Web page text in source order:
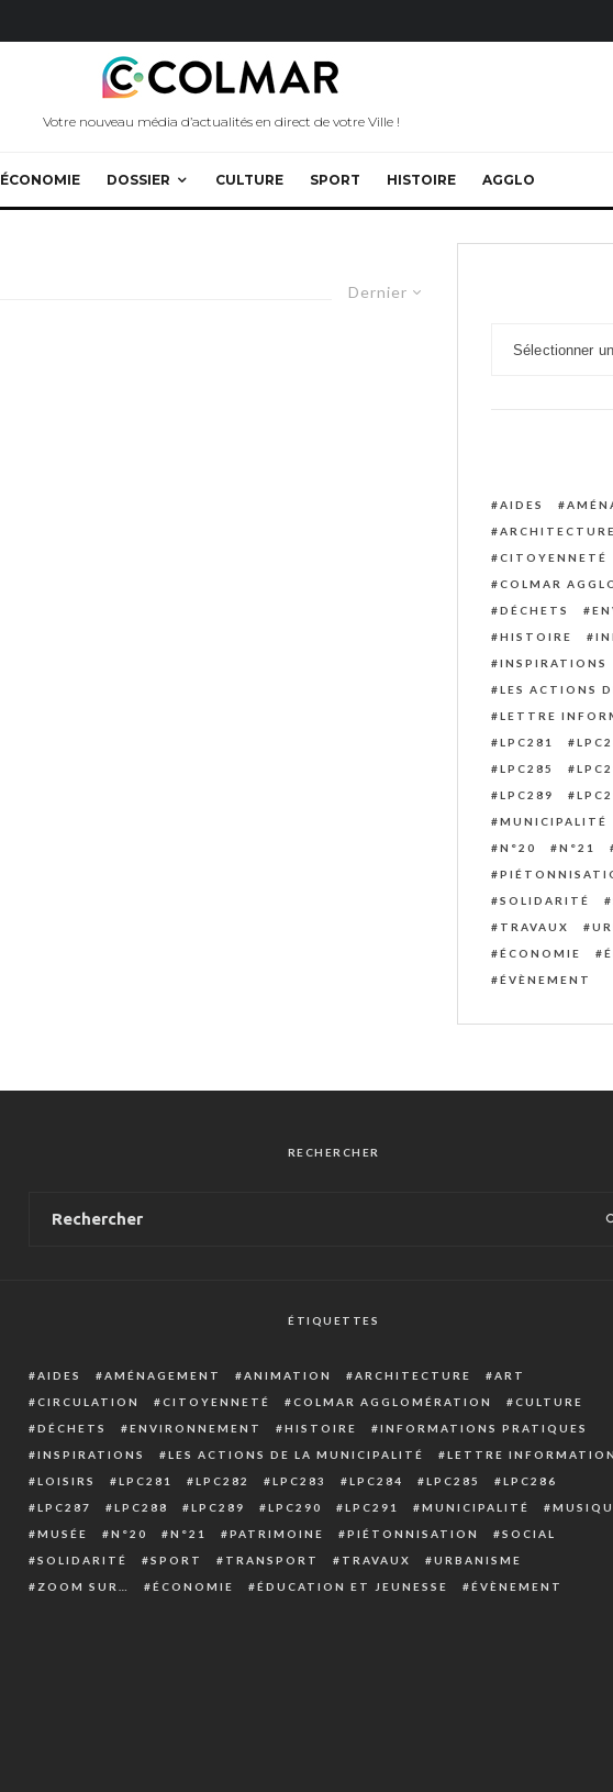
Votre nouveau média d’actualités en direct de votre Ville !
ÉCONOMIE DOSSIER CULTURE SPORT HISTOIRE AGGLO
Dernier
AIDES
ARCHITECTURE
CITOYENNETÉ
COLMAR
DÉCHETS
HISTOIRE
INSPIRATIONS
LES ACTIONS
LETTRE
LPC281
LPC285
LPC289
MUNICIPALITÉ
N°20
N°21
SOLIDARITÉ
TRAVAUX
ÉCONOMIE
ÉVÈNEMENT
RECHERCHER
ÉTIQUETTES
AIDES AMÉNAGEMENT ANIMATION ARCHITECTURE
ART
CIRCULATION
CITOYENNETÉ COLMAR AGGLOMÉRATION
CULTURE
DÉCHETS
ENVIRONNEMENT HISTOIRE
INFORMATIONS PRATIQUES
INSPIRATIONS
LES ACTIONS DE LA MUNICIPALITÉ
LETTRE INFORMATION
LOISIRS
LPC281 LPC282 LPC283 LPC284 LPC285
LPC286
LPC287
LPC288 LPC289 LPC290 LPC291 MUNICIPALITÉ
MUSÉE
N°20 N°21 PATRIMOINE PIÉTONNISATION
SOCIAL
SOLIDARITÉ
SPORT TRANSPORT TRAVAUX
URBANISME
ZOOM SUR…
ÉCONOMIE ÉDUCATION ET JEUNESSE ÉVÈNEMENT